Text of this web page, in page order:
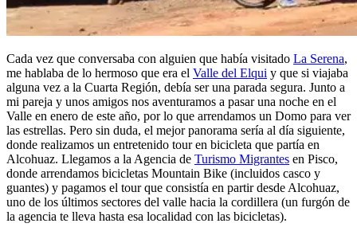
Cada vez que conversaba con alguien que había visitado La Serena,
me hablaba de lo hermoso que era el Valle del Elqui y que si viajaba
alguna vez a la Cuarta Región, debía ser una parada segura. Junto a
mi pareja y unos amigos nos aventuramos a pasar una noche en el
Valle en enero de este año, por lo que arrendamos un Domo para ver
las estrellas. Pero sin duda, el mejor panorama sería al día siguiente,
donde realizamos un entretenido tour en bicicleta que partía en
Alcohuaz. Llegamos a la Agencia de Turismo Migrantes en Pisco,
donde arrendamos bicicletas Mountain Bike (incluidos casco y
guantes) y pagamos el tour que consistía en partir desde Alcohuaz,
uno de los últimos sectores del valle hacia la cordillera (un furgón de
la agencia te lleva hasta esa localidad con las bicicletas).